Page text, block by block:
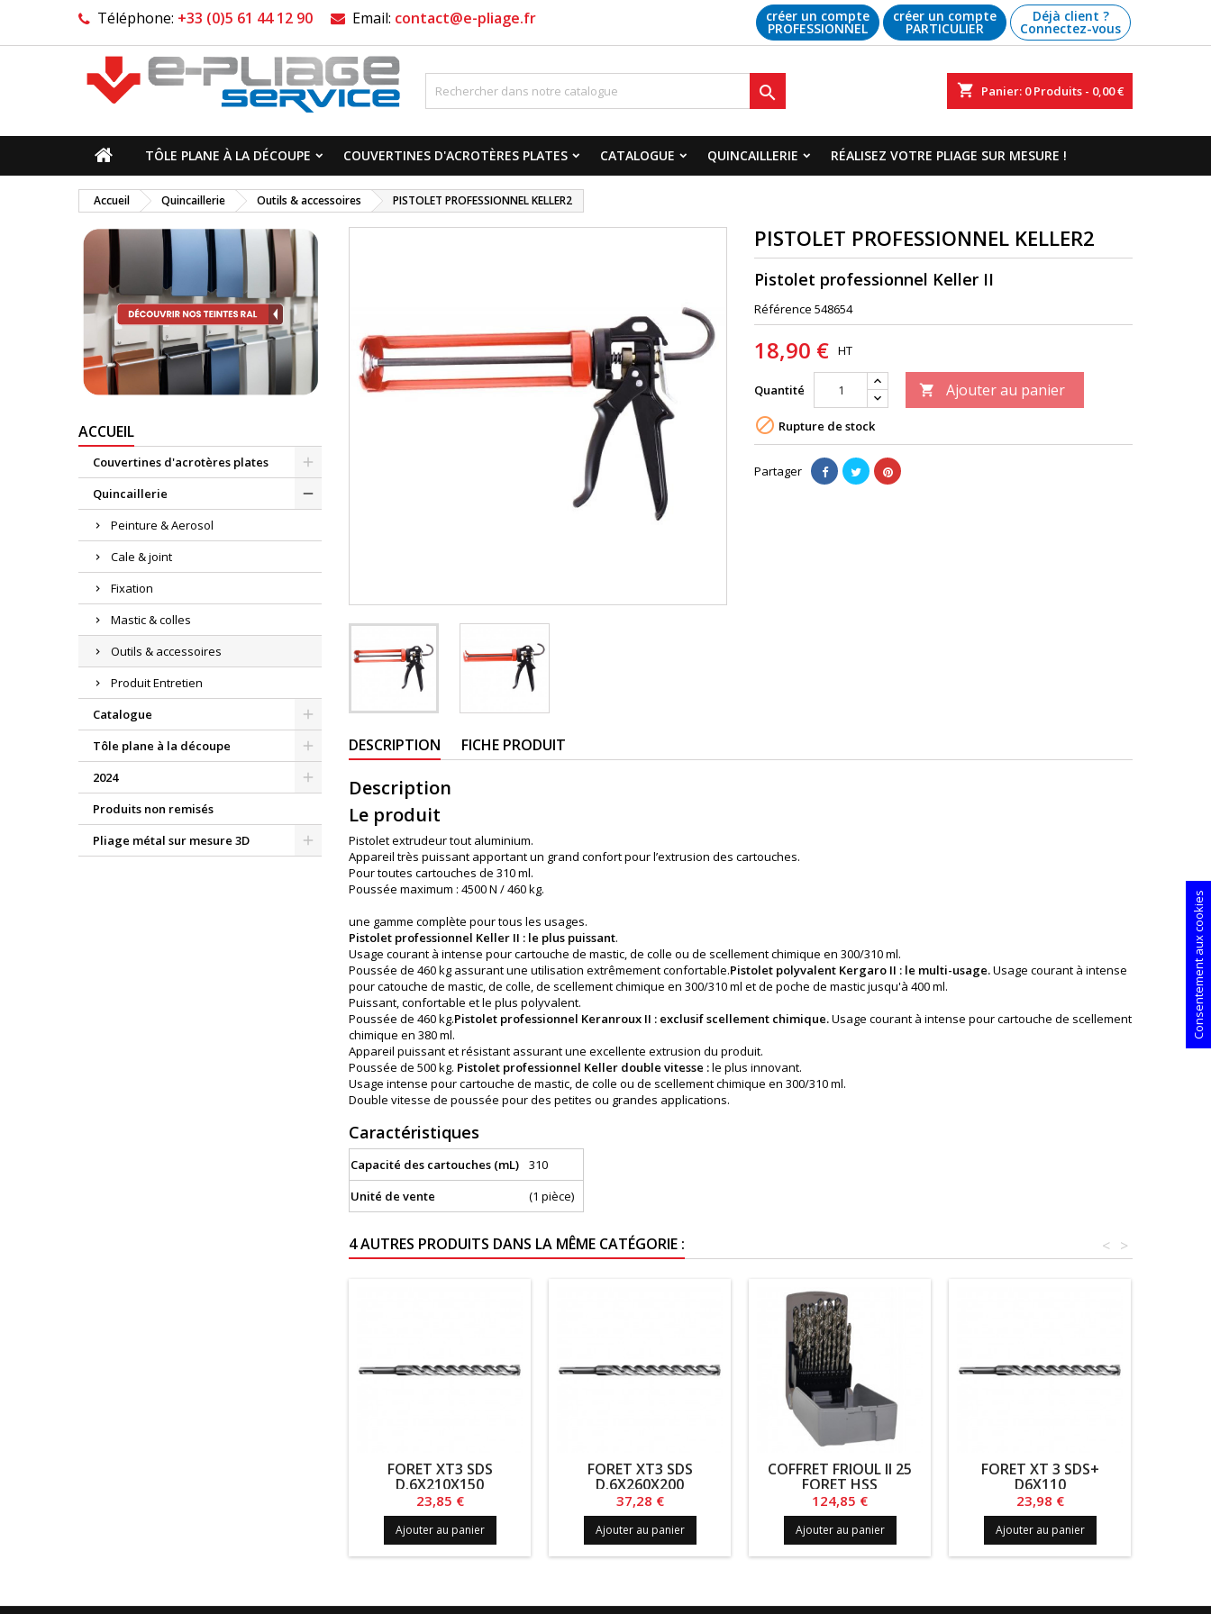
Téléphone: +33 (0)5 61 44 12 90 Email: contact@e-pliage.fr Déjà client ?
Connectez-vous
créer un compte
PARTICULIER
créer un compte
PROFESSIONNEL
shopping_cart Panier: 0Produits - 0,00 €

TÔLE PLANE À LA DÉCOUPE COUVERTINES D'ACROTÈRES PLATES CATALOGUE QUINCAILLERIE RÉALISEZ VOTRE PLIAGE SUR MESURE !
Accueil Quincaillerie Outils & accessoires PISTOLET PROFESSIONNEL KELLER2
ACCUEIL
Couvertines d'acrotères plates
Quincaillerie
Peinture & Aerosol
Cale & joint
Fixation
Mastic & colles
Outils & accessoires
Produit Entretien
Catalogue
Tôle plane à la découpe
2024
Produits non remisés
Pliage métal sur mesure 3D
PISTOLET PROFESSIONNEL KELLER2
Pistolet professionnel Keller II
Référence 548654
18,90 € HT
Quantité  Ajouter au panier
 Rupture de stock
Partager
DESCRIPTION FICHE PRODUIT
Description
Le produit
Pistolet extrudeur tout aluminium.
Appareil très puissant apportant un grand confort pour l’extrusion des cartouches.
Pour toutes cartouches de 310 ml.
Poussée maximum : 4500 N / 460 kg.
une gamme complète pour tous les usages.
Pistolet professionnel Keller II : le plus puissant.
Usage courant à intense pour cartouche de mastic, de colle ou de scellement chimique en 300/310 ml.
Poussée de 460 kg assurant une utilisation extrêmement confortable.Pistolet polyvalent Kergaro II : le multi-usage.Usage courant à intense
pour catouche de mastic, de colle, de scellement chimique en 300/310 ml et de poche de mastic jusqu'à 400 ml.
Puissant, confortable et le plus polyvalent.
Poussée de 460 kg.Pistolet professionnel Keranroux II : exclusif scellement chimique.Usage courant à intense pour cartouche de scellement
chimique en 380 ml.
Appareil puissant et résistant assurant une excellente extrusion du produit.
Poussée de 500 kg. Pistolet professionnel Keller double vitesse :le plus innovant.
Usage intense pour cartouche de mastic, de colle ou de scellement chimique en 300/310 ml.
Double vitesse de poussée pour des petites ou grandes applications.
Caractéristiques
Capacité des cartouches (mL)
310
Unité de vente
(1 pièce)
4 AUTRES PRODUITS DANS LA MÊME CATÉGORIE : >
<
FORET XT3 SDS
D.6X210X150
Prix
23,85 €
Ajouter au panier
FORET XT3 SDS
D.6X260X200
Prix
37,28 €
Ajouter au panier
COFFRET FRIOUL II 25
FORET HSS
Prix
124,85 €
Ajouter au panier
FORET XT 3 SDS+
D6X110
Prix
23,98 €
Ajouter au panier
Consentement aux cookies